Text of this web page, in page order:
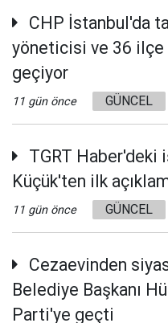
CHP İstanbul'da
yöneticisi ve 36 ilçe
geçiyor
11 gün önce GÜNCEL
TGRT Haber'deki
Küçük'ten ilk
11 gün önce GÜNCEL
Cezaevinden
Belediye Başkanı
Parti'ye geçti